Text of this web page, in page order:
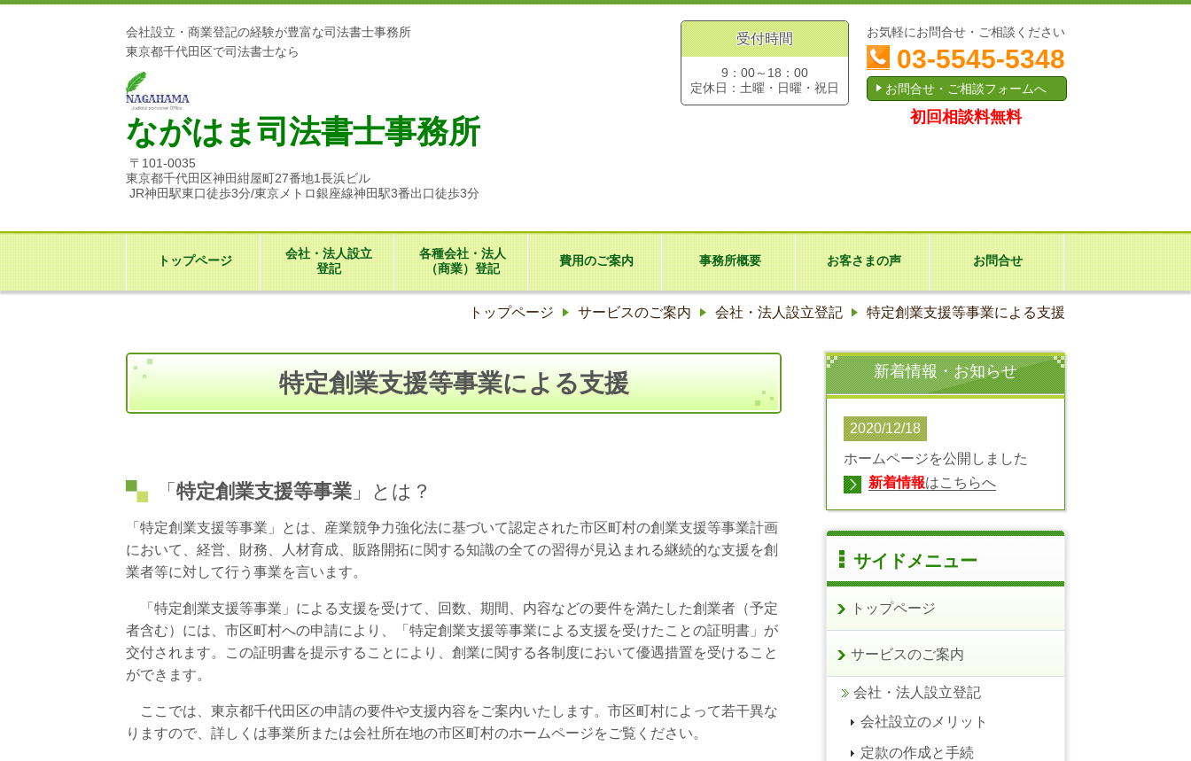
会社設立・商業登記の経験が豊富な司法書士事務所
東京都千代田区で司法書士なら
ながはま司法書士事務所
〒101-0035
東京都千代田区神田紺屋町27番地1長浜ビル
JR神田駅東口徒歩3分/東京メトロ銀座線神田駅3番出口徒歩3分
受付時間
9：00～18：00
定休日：土曜・日曜・祝日
お気軽にお問合せ・ご相談ください
03-5545-5348
お問合せ・ご相談フォームへ
初回相談料無料
トップページ
会社・法人設立
登記
各種会社・法人
（商業）登記
費用のご案内 事務所概要 お客さまの声 お問合せ
トップページ サービスのご案内 会社・法人設立登記 特定創業支援等事業による支援
特定創業支援等事業による支援
「 特定創業支援等事業 」とは？
「特定創業支援等事業」とは、産業競争力強化法に基づいて認定された市区町村の創業支援等事業計画
において、経営、財務、人材育成、販路開拓に関する知識の全ての習得が見込まれる継続的な支援を創
業者等に対して行う事業を言います。
「特定創業支援等事業」による支援を受けて、回数、期間、内容などの要件を満たした創業者（予定
者含む）には、市区町村への申請により、「特定創業支援等事業による支援を受けたことの証明書」が
交付されます。この証明書を提示することにより、創業に関する各制度において優遇措置を受けること
ができます。
ここでは、東京都千代田区の申請の要件や支援内容をご案内いたします。市区町村によって若干異な
りますので、詳しくは事業所または会社所在地の市区町村のホームページをご覧ください。
新着情報・お知らせ
2020/12/18
ホームページを公開しました
新着情報はこちらへ
サイドメニュー
トップページ
サービスのご案内
会社・法人設立登記
会社設立のメリット
定款の作成と手続